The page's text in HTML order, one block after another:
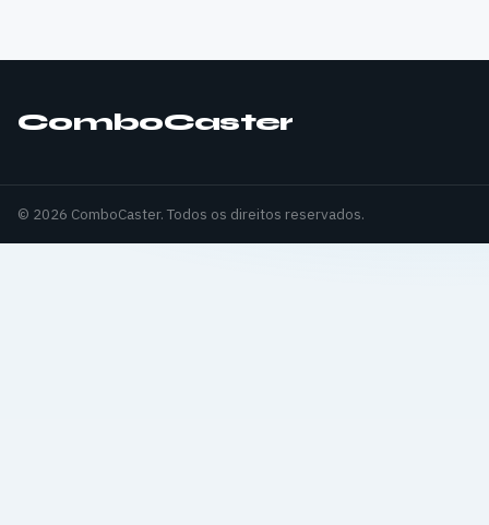
ComboCaster
© 2026 ComboCaster. Todos os direitos reservados.